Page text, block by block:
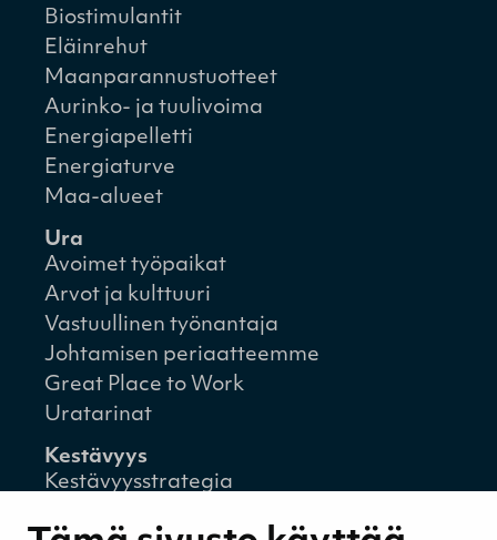
Biostimulantit
Eläinrehut
Maanparannustuotteet
Aurinko- ja tuulivoima
Energiapelletti
Energiaturve
Maa-alueet
Ura
Avoimet työpaikat
Arvot ja kulttuuri
Vastuullinen työnantaja
Johtamisen periaatteemme
Great Place to Work
Uratarinat
Kestävyys
Kestävyysstrategia